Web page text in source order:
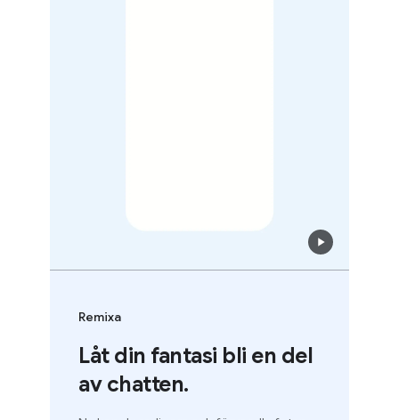
Remixa
Låt din fantasi bli en del
av chatten.